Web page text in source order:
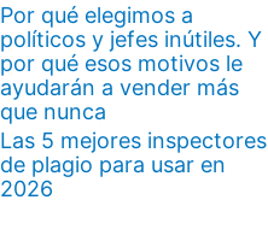
Por qué elegimos a
políticos y jefes inútiles. Y
por qué esos motivos le
ayudarán a vender más
que nunca
Las 5 mejores inspectores
de plagio para usar en
2026